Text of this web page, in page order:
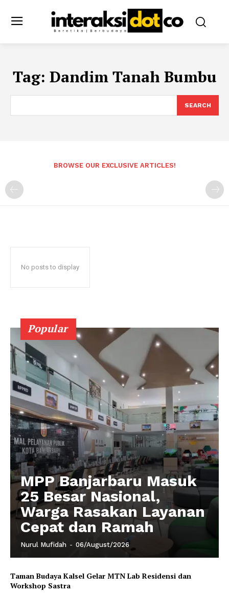
Tag: Dandim Tanah Bumbu
SEARCH
BROWSE OUR EXCLUSIVE ARTICLES!
No posts to display
Popular
MPP Banjarbaru Masuk
25 Besar Nasional,
Warga Rasakan Layanan
Cepat dan Ramah
Nurul Mufidah - 06/August/2026
Taman Budaya Kalsel Gelar MTN Lab Residensi dan
Workshop Sastra